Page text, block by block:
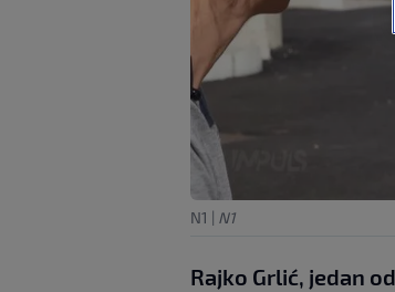
N1 | N1
Rajko Grlić, jedan